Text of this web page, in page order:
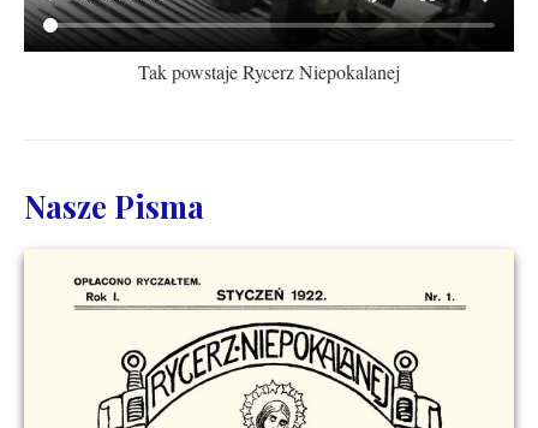
Tak powstaje Rycerz Niepokalanej
Nasze Pisma